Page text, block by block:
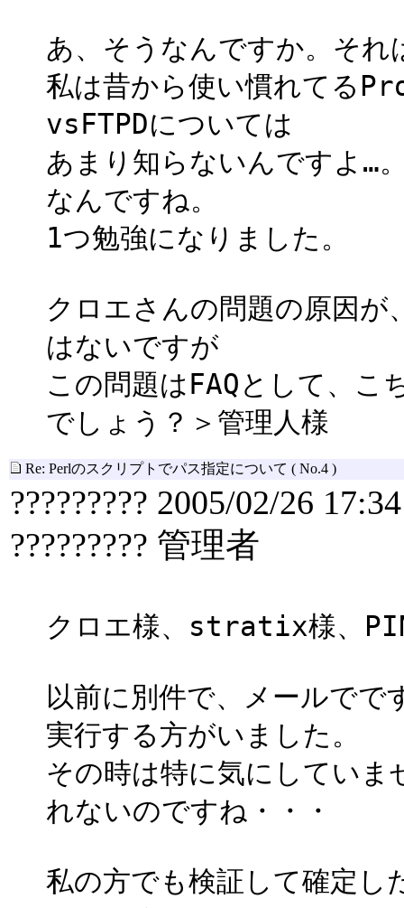
あ、そうなんですか。そ
私は昔から使い慣れてる
vsFTPDについては
あまり知らないんですよ…
なんですね。
1つ勉強になりました。
クロエさんの問題の原因
はないですが
この問題はFAQとして、
でしょう？＞管理人様
Re: Perlのスクリプトでパス指定について ( No.4 )
????????? 2005/02/26 17:34
????????? 管理者
クロエ様、stratix様、
以前に別件で、メールで
実行する方がいました。
その時は特に気にしていま
れないのですね・・・
私の方でも検証して確定し